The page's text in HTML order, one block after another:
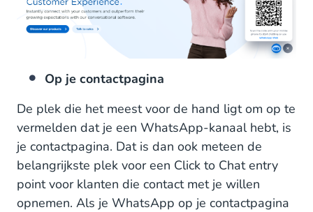
Op je contactpagina
De plek die het meest voor de hand ligt om op te
vermelden dat je een WhatsApp-kanaal hebt, is
je contactpagina. Dat is dan ook meteen de
belangrijkste plek voor een Click to Chat entry
point voor klanten die contact met je willen
opnemen. Als je WhatsApp op je contactpagina